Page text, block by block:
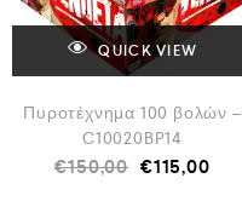
QUICK VIEW
Πυροτέχνημα 100 βολών –
C10020BP14
€150,00 €115,00